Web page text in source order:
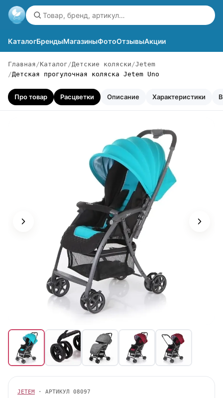
КаталогБрендыМагазиныФотоОтзывыАкции
Главная Каталог Детские коляски Jetem
Детская прогулочная коляска Jetem Uno
Про товар Расцветки Описание Характеристики
JETEM · АРТИКУЛ 08097